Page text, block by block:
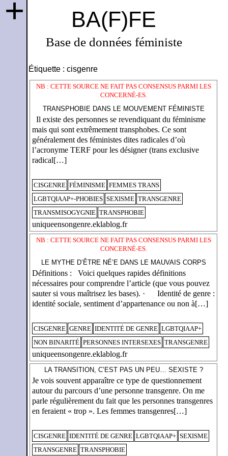
BA(F)FE
Base de données féministe
+
Étiquette : cisgenre
NB : CETTE SOURCE NE FAIT PAS CONSENSUS PARMI LES
CONCERNÉ-ES.
TRANSPHOBIE DANS LE MOUVEMENT FÉMINISTE
Il existe des personnes se revendiquant du féminisme
mais qui sont extrêmement transphobes. Ce sont
généralement des féministes dites radicales d’où
l’acronyme TERF pour les désigner (trans exclusive
radical[…]
CISGENRE FÉMINISME FEMMES TRANS
LGBTQIAAP+-PHOBIES SEXISME TRANSGENRE
TRANSMISOGYGNIE TRANSPHOBIE
uniqueensongenre.eklablog.fr
NB : CETTE SOURCE NE FAIT PAS CONSENSUS PARMI LES
CONCERNÉ-ES.
LE MYTHE D’ÊTRE NÉ’E DANS LE MAUVAIS CORPS
Définitions : Voici quelques rapides définitions
nécessaires pour comprendre l’article (que vous pouvez
sauter si vous maîtrisez les bases). · Identité de genre :
identité sociale, sentiment d’appartenance ou non à[…]
CISGENRE GENRE IDENTITÉ DE GENRE LGBTQIAAP+
NON BINARITÉ PERSONNES INTERSEXES TRANSGENRE
uniqueensongenre.eklablog.fr
LA TRANSITION, C’EST PAS UN PEU… SEXISTE ?
Je vois souvent apparaître ce type de questionnement
autour du parcours d’une personne transgenre. On me
parle régulièrement du fait que les personnes transgenres
en feraient « trop ». Les femmes transgenres[…]
CISGENRE IDENTITÉ DE GENRE LGBTQIAAP+ SEXISME
TRANSGENRE TRANSPHOBIE